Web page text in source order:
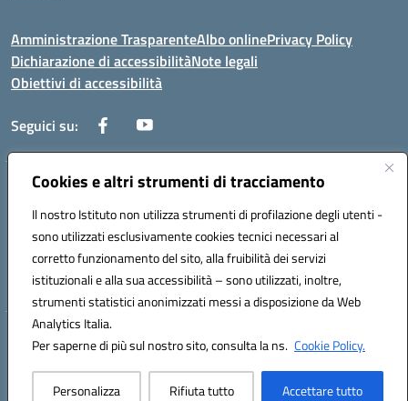
Cookies e altri strumenti di tracciamento
Il nostro Istituto non utilizza strumenti di profilazione degli utenti -
sono utilizzati esclusivamente cookies tecnici necessari al
corretto funzionamento del sito, alla fruibilità dei servizi
istituzionali e alla sua accessibilità – sono utilizzati, inoltre,
strumenti statistici anonimizzati messi a disposizione da Web
Analytics Italia.
Per saperne di più sul nostro sito, consulta la ns. Cookie Policy.
Personalizza Rifiuta tutto Accettare tutto
Amministrazione TrasparenteAlbo onlinePrivacy Policy
Dichiarazione di accessibilitàNote legali
Obiettivi di accessibilità
Seguici su:
Corso Roma, 1 71100 FOGGIA (FG)
Codice meccanografico: FGPM03000E
Mail: FGPM03000E@istruzione.it - PEC:
FGPM03000E@pec.istruzione.it
Codice fiscale: 80002240713
Hosting & Powered by 3D Solution S.r.l.
Concept & Design by Designers Italia